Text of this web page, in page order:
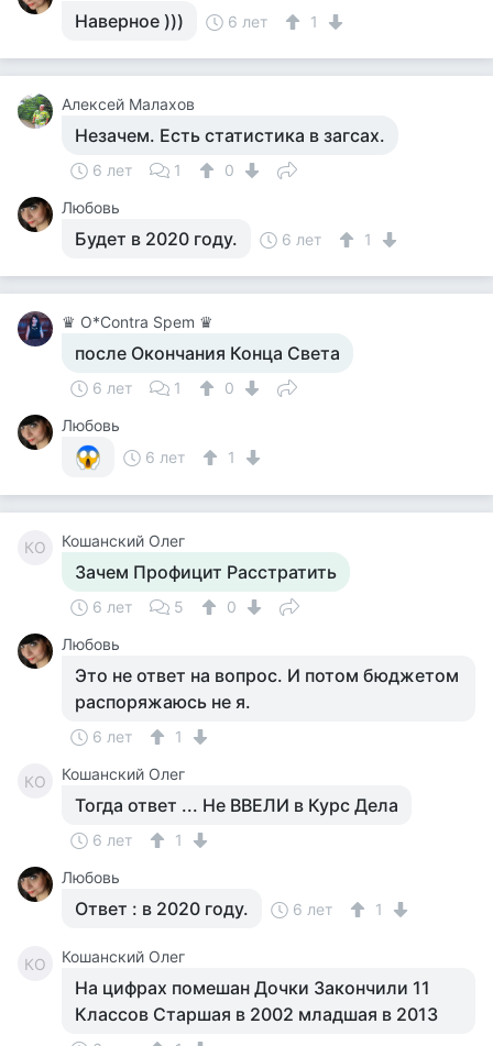
Наверное ))) 6 лет 1
Алексей Малахов
Незачем. Есть статистика в загсах.
6 лет 1
0
Любовь
Будет в 2020 году. 6 лет 1
♛ О*Contra Spem ♛
после Окончания Конца Света
6 лет 1
0
Любовь
6 лет
1
КО Кошанский Олег
Зачем Профицит Расстратить
6 лет 5
0
Любовь
Это не ответ на вопрос. И потом бюджетом
распоряжаюсь не я.
6 лет 1
КО Кошанский Олег
Тогда ответ ... Не ВВЕЛИ в Курс Дела
6 лет
1
Любовь
Ответ : в 2020 году. 6 лет 1
КО Кошанский Олег
На цифрах помешан Дочки Закончили 11
Классов Старшая в 2002 младшая в 2013